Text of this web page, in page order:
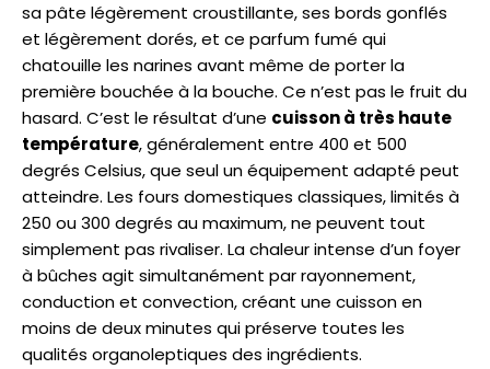
sa pâte légèrement croustillante, ses bords gonflés
et légèrement dorés, et ce parfum fumé qui
chatouille les narines avant même de porter la
première bouchée à la bouche. Ce n’est pas le fruit du
hasard. C’est le résultat d’une cuisson à très haute
température, généralement entre 400 et 500
degrés Celsius, que seul un équipement adapté peut
atteindre. Les fours domestiques classiques, limités à
250 ou 300 degrés au maximum, ne peuvent tout
simplement pas rivaliser. La chaleur intense d’un foyer
à bûches agit simultanément par rayonnement,
conduction et convection, créant une cuisson en
moins de deux minutes qui préserve toutes les
qualités organoleptiques des ingrédients.